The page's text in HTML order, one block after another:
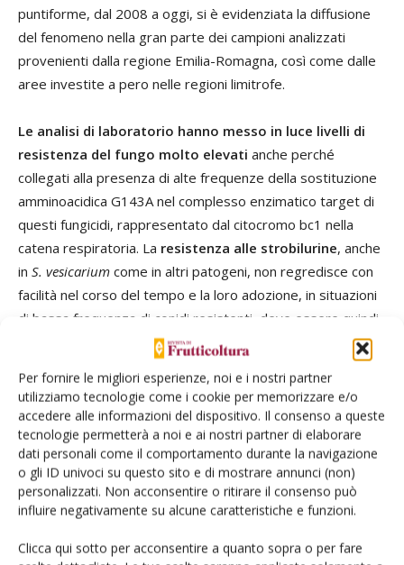
Per fornire le migliori esperienze, noi e i nostri partner
utilizziamo tecnologie come i cookie per memorizzare e/o
accedere alle informazioni del dispositivo. Il consenso a queste
tecnologie permetterà a noi e ai nostri partner di elaborare
dati personali come il comportamento durante la navigazione
o gli ID univoci su questo sito e di mostrare annunci (non)
personalizzati. Non acconsentire o ritirare il consenso può
influire negativamente su alcune caratteristiche e funzioni.
Clicca qui sotto per acconsentire a quanto sopra o per fare
puntiforme, dal 2008 a oggi, si è evidenziata la diffusione
del fenomeno nella gran parte dei campioni analizzati
provenienti dalla regione Emilia-Romagna, così come dalle
aree investite a pero nelle regioni limitrofe.
Le analisi di laboratorio hanno messo in luce livelli di
resistenza del fungo molto elevati anche perché
collegati alla presenza di alte frequenze della sostituzione
amminoacidica G143A nel complesso enzimatico target di
questi fungicidi, rappresentato dal citocromo bc1 nella
catena respiratoria. La resistenza alle strobilurine, anche
in S. vesicarium come in altri patogeni, non regredisce con
facilità nel corso del tempo e la loro adozione, in situazioni
di bassa frequenza di conidi resistenti, deve essere quindi
ancora limitata ai periodi di minor rischio infettivo all’interno
di una adeguata strategia di difesa.
Non si può poi chiudere il “capitolo” sullasensibilità ai
fungicidi senza accennare a quanto accaduto all’ultimo
meccanismo di azione messo a disposizione per
contrastare ancheS. vesicariumquale quello degli SDHI.
Grazie alla costruzione di una “baseline” di riferimento con
precedenti la commercializzazionedel primo SDHI